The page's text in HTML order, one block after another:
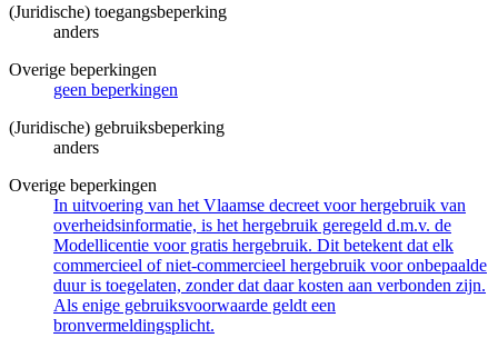
(Juridische) toegangsbeperking
anders
Overige beperkingen
geen beperkingen
(Juridische) gebruiksbeperking
anders
Overige beperkingen
In uitvoering van het Vlaamse decreet voor hergebruik van
overheidsinformatie, is het hergebruik geregeld d.m.v. de
Modellicentie voor gratis hergebruik. Dit betekent dat elk
commercieel of niet-commercieel hergebruik voor onbepaalde
duur is toegelaten, zonder dat daar kosten aan verbonden zijn.
Als enige gebruiksvoorwaarde geldt een
bronvermeldingsplicht.